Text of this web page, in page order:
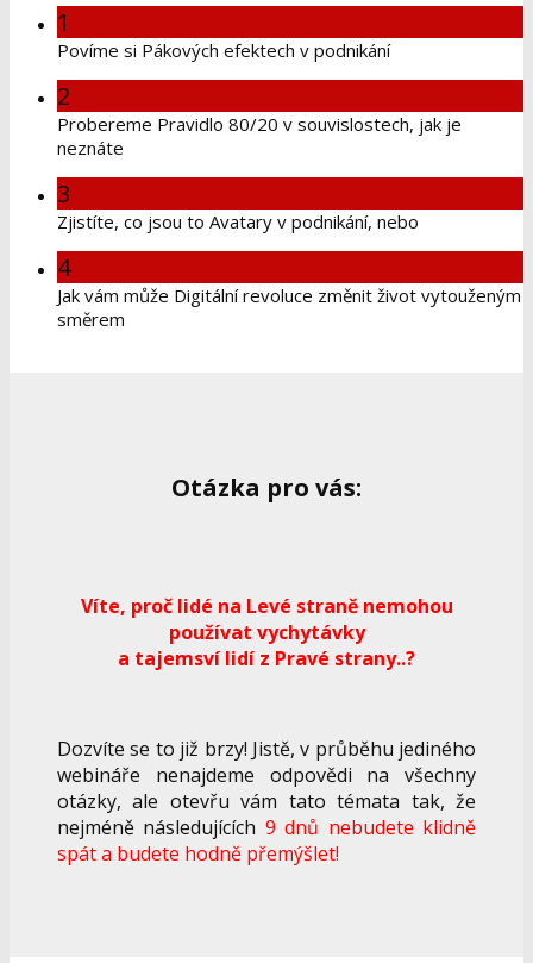
1
Povíme si Pákových efektech v podnikání
2
Probereme Pravidlo 80/20 v souvislostech, jak je
neznáte
3
Zjistíte, co jsou to Avatary v podnikání, nebo
4
Jak vám může Digitální revoluce změnit život vytouženým
směrem
Otázka pro vás:
Víte, proč lidé na Levé straně nemohou
používat vychytávky
a tajemsví lidí z Pravé strany..?
Dozvíte se to již brzy! Jistě, v průběhu jediného
webináře nenajdeme odpovědi na všechny
otázky, ale otevřu vám tato témata tak, že
nejméně následujících 9 dnů nebudete klidně
spát a budete hodně přemýšlet!